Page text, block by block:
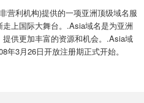
营利机构)提供的一项亚洲顶级域名服
上国际大舞台。.Asia域名是为亚洲
供更加丰富的资源和机会。.Asia域
3月26日开放注册期正式开始。